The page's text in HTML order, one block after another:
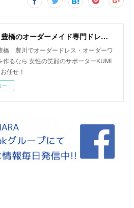
名古屋 豊橋のオーダーメイド専門ドレスデザイナー KUMI OHARA
豊川でオーダードレス・オーダーワ
作るなら 女性の笑顔のサポーターKUMI
任せ！
ー